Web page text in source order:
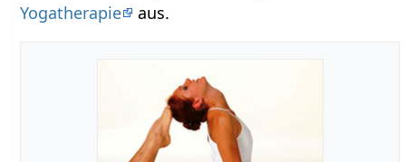
Yogatherapie
aus.